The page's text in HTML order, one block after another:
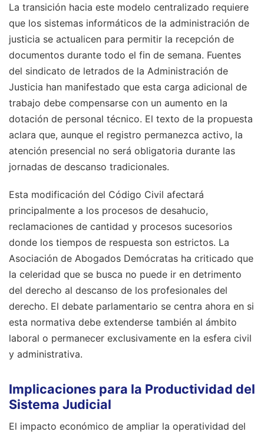
La transición hacia este modelo centralizado requiere
que los sistemas informáticos de la administración de
justicia se actualicen para permitir la recepción de
documentos durante todo el fin de semana. Fuentes
del sindicato de letrados de la Administración de
Justicia han manifestado que esta carga adicional de
trabajo debe compensarse con un aumento en la
dotación de personal técnico. El texto de la propuesta
aclara que, aunque el registro permanezca activo, la
atención presencial no será obligatoria durante las
jornadas de descanso tradicionales.
Esta modificación del Código Civil afectará
principalmente a los procesos de desahucio,
reclamaciones de cantidad y procesos sucesorios
donde los tiempos de respuesta son estrictos. La
Asociación de Abogados Demócratas ha criticado que
la celeridad que se busca no puede ir en detrimento
del derecho al descanso de los profesionales del
derecho. El debate parlamentario se centra ahora en si
esta normativa debe extenderse también al ámbito
laboral o permanecer exclusivamente en la esfera civil
y administrativa.
Implicaciones para la Productividad del
Sistema Judicial
El impacto económico de ampliar la operatividad del